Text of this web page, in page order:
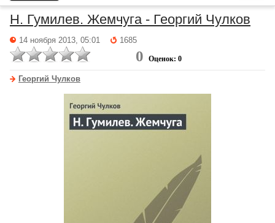
H. Гумилев. Жемчуга - Георгий Чулков
14 ноября 2013, 05:01 1685
0 Оценок: 0
Георгий Чулков